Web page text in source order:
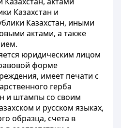
Казахстан и
Казахстан, иными
актами, а также
юридическим лицом
форме
имеет печати с
герба
и штампы со своим
и русском языках,
образца, счета в